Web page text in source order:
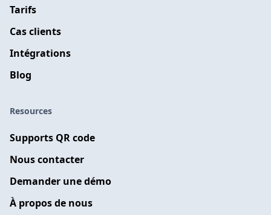
Tarifs
Cas clients
Intégrations
Blog
Resources
Supports QR code
Nous contacter
Demander une démo
À propos de nous